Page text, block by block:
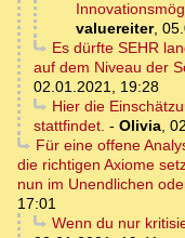
valuereiter,
Es dürfte SEHR
auf dem Niveau der
02.01.2021, 19:28
Hier die
stattfindet. - Olivia,
Für eine offene
die richtigen Axiome
nun im Unendlichen
17:01
Wenn du nur